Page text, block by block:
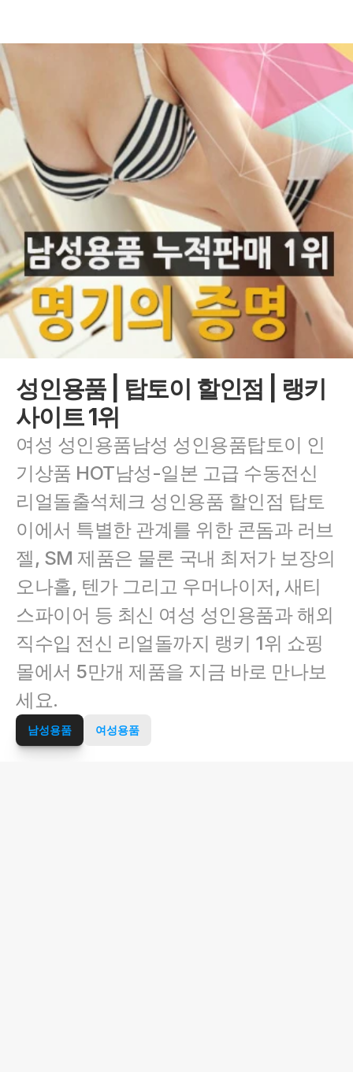
성인용품 | 탑토이 할인점 | 랭키
사이트 1위
여성 성인용품남성 성인용품탑토이 인
기상품 HOT남성-일본 고급 수동전신
리얼돌출석체크 성인용품 할인점 탑토
이에서 특별한 관계를 위한 콘돔과 러브
젤, SM 제품은 물론 국내 최저가 보장의
오나홀, 텐가 그리고 우머나이저, 새티
스파이어 등 최신 여성 성인용품과 해외
직수입 전신 리얼돌까지 랭키 1위 쇼핑
몰에서 5만개 제품을 지금 바로 만나보
세요.
남성용품 여성용품